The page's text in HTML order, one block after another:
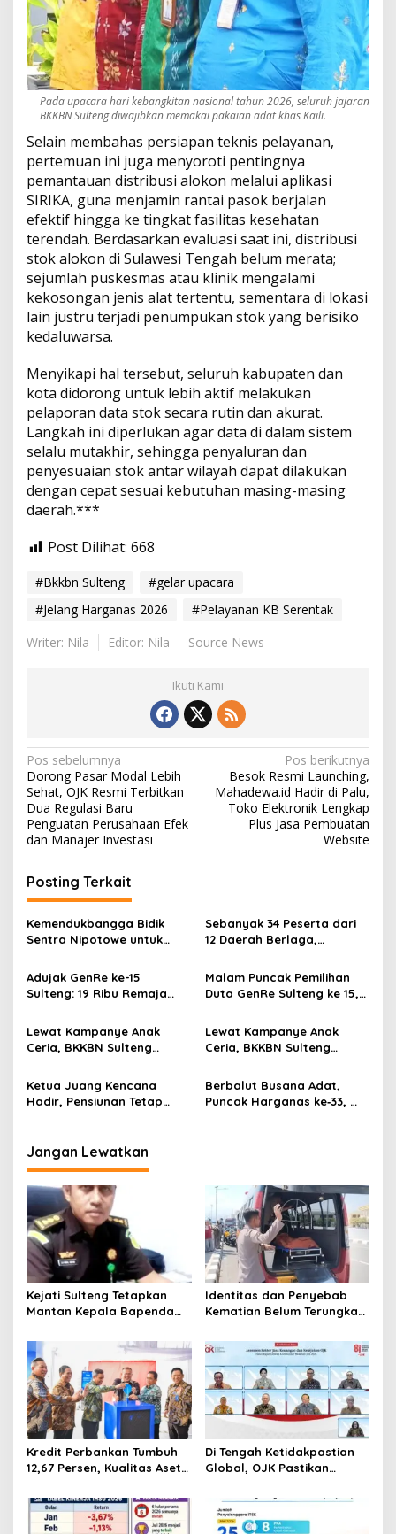
Pada upacara hari kebangkitan nasional tahun 2026, seluruh jajaran
BKKBN Sulteng diwajibkan memakai pakaian adat khas Kaili.
Selain membahas persiapan teknis pelayanan,
pertemuan ini juga menyoroti pentingnya
pemantauan distribusi alokon melalui aplikasi
SIRIKA, guna menjamin rantai pasok berjalan
efektif hingga ke tingkat fasilitas kesehatan
terendah. Berdasarkan evaluasi saat ini, distribusi
stok alokon di Sulawesi Tengah belum merata;
sejumlah puskesmas atau klinik mengalami
kekosongan jenis alat tertentu, sementara di lokasi
lain justru terjadi penumpukan stok yang berisiko
kedaluwarsa.
Menyikapi hal tersebut, seluruh kabupaten dan
kota didorong untuk lebih aktif melakukan
pelaporan data stok secara rutin dan akurat.
Langkah ini diperlukan agar data di dalam sistem
selalu mutakhir, sehingga penyaluran dan
penyesuaian stok antar wilayah dapat dilakukan
dengan cepat sesuai kebutuhan masing-masing
daerah.***
Post Dilihat: 668
#Bkkbn Sulteng
#gelar upacara
#Jelang Harganas 2026
#Pelayanan KB Serentak
Writer: Nila
Editor: Nila Source News
Ikuti Kami
N
a
v
i
a
s
i
o
Pos sebelumnya
Dorong Pasar Modal Lebih
Sehat, OJK Resmi Terbitkan
Dua Regulasi Baru
Penguatan Perusahaan Efek
dan Manajer Investasi
Pos berikutnya
Besok Resmi Launching,
Mahadewa.id Hadir di Palu,
Toko Elektronik Lengkap
Plus Jasa Pembuatan
Website
Posting Terkait
Kemendukbangga Bidik
Sentra Nipotowe untuk
Sebanyak 34 Peserta dari
12 Daerah Berlaga,
Secara Swadaya Tanpa
Adujak GenRe ke-15
Sulteng: 19 Ribu Remaja
Target Juara Nasional
September
Malam Puncak Pemilihan
Duta GenRe Sulteng ke 15,
APBN/APBD
Lewat Kampanye Anak
Ceria, BKKBN Sulteng
2045
Lewat Kampanye Anak
Ceria, BKKBN Sulteng
Kawal Tumbuh Kembang
Anak Menuju Generasi Emas
Ketua Juang Kencana
Hadir, Pensiunan Tetap
Berbalut Busana Adat,
Puncak Harganas ke‑33,
Jangan Lewatkan
Kejati Sulteng Tetapkan
Mantan Kepala Bapenda
Korupsi Pajak
Pertambangan
Identitas dan Penyebab
Kematian Belum Terungkap,
Ditemukan Mengapung di
Pantai Lere Palu, Kondisi
Tubuh Sudah Terurai
Dicabik Buaya
Kredit Perbankan Tumbuh
12,67 Persen, Kualitas Aset
Tetap Kokoh Juni 2026
Di Tengah Ketidakpastian
Global, OJK Pastikan
Keuangan Tetap Terjaga